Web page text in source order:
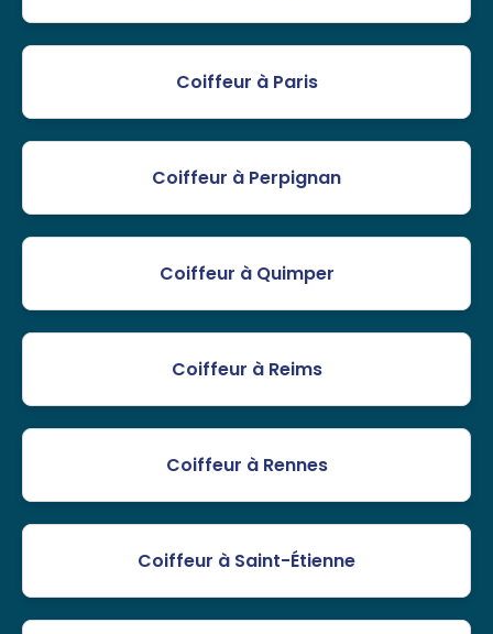
Coiffeur à Paris
Coiffeur à Perpignan
Coiffeur à Quimper
Coiffeur à Reims
Coiffeur à Rennes
Coiffeur à Saint-Étienne